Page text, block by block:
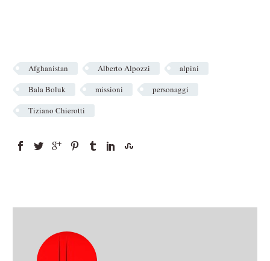
Afghanistan Alberto Alpozzi
alpini
Bala Boluk
missioni
personaggi
Tiziano Chierotti